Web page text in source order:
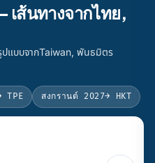
เส้นทางจากไทย,
ปแบบจากTaiwan, พันธมิตร
TPE สงกรานต์ 2027→ HKT